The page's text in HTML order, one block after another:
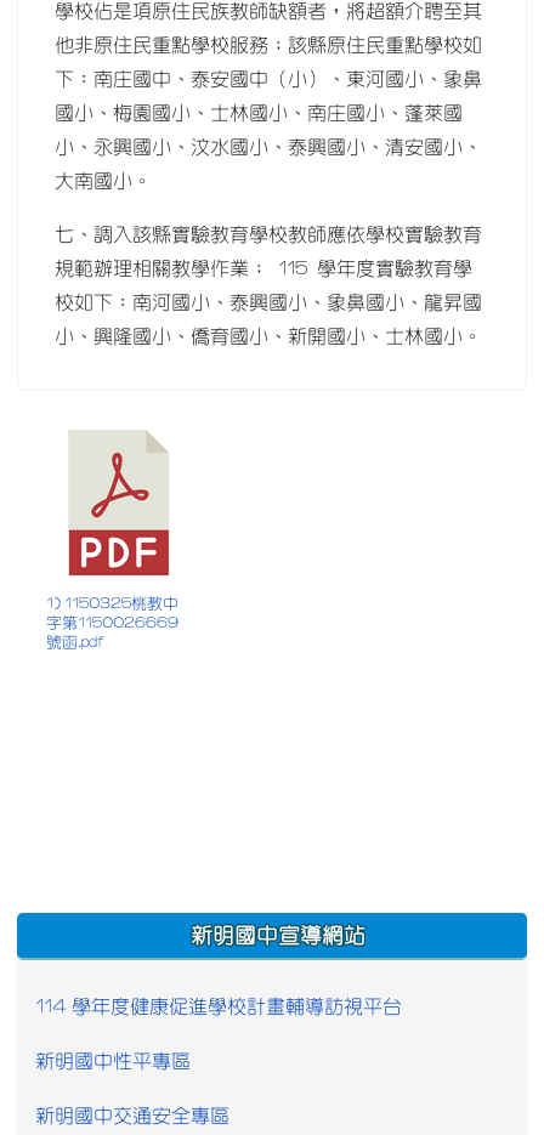
學校佔是項原住民族教師缺額者，將超額介聘至其
他非原住民重點學校服務；該縣原住民重點學校如
下：南庄國中、泰安國中（小）、東河國小、象鼻
國小、梅園國小、士林國小、南庄國小、蓬萊國
小、永興國小、汶水國小、泰興國小、清安國小、
大南國小。
七、調入該縣實驗教育學校教師應依學校實驗教育
規範辦理相關教學作業； 115 學年度實驗教育學
校如下：南河國小、泰興國小、象鼻國小、龍昇國
小、興隆國小、僑育國小、新開國小、士林國小。
1) 1150325桃教中
字第1150026669
號函.pdf
:::
新明國中宣導網站
114 學年度健康促進學校計畫輔導訪視平台
新明國中性平專區
新明國中交通安全專區